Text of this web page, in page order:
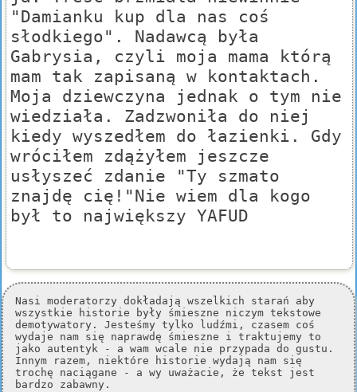
"Damianku kup dla nas coś
słodkiego". Nadawcą była
Gabrysia, czyli moja mama którą
mam tak zapisaną w kontaktach.
Moja dziewczyna jednak o tym nie
wiedziała. Zadzwoniła do niej
kiedy wyszedłem do łazienki. Gdy
wróciłem zdążyłem jeszcze
usłyszeć zdanie "Ty szmato
znajdę cię!"Nie wiem dla kogo
był to największy YAFUD
Nasi moderatorzy dokładają wszelkich starań aby
wszystkie historie były śmieszne niczym tekstowe
demotywatory. Jesteśmy tylko ludźmi, czasem coś
wydaje nam się naprawdę śmieszne i traktujemy to
jako autentyk - a wam wcale nie przypada do gustu.
Innym razem, niektóre historie wydają nam się
trochę naciągane - a wy uważacie, że tekst jest
bardzo zabawny.